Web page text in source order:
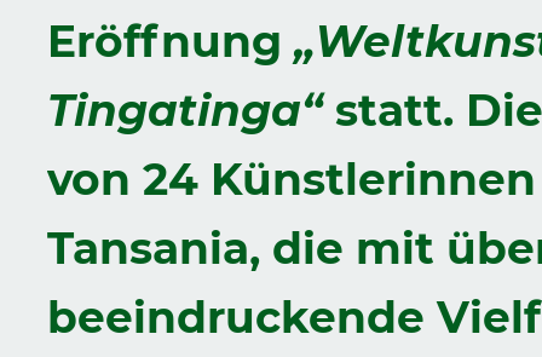
Eröffnung
Tingatinga“statt.
von 24
Tansania, die mit
beeindruckende